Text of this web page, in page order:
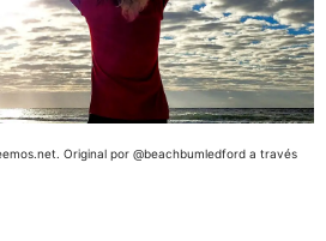
Original por @beachbumledford a través